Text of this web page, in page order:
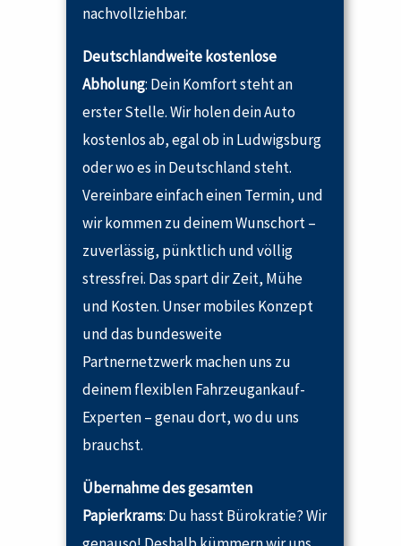
nachvollziehbar.
Deutschlandweite kostenlose
Abholung: Dein Komfort steht an
erster Stelle. Wir holen dein Auto
kostenlos ab, egal ob in Ludwigsburg
oder wo es in Deutschland steht.
Vereinbare einfach einen Termin, und
wir kommen zu deinem Wunschort –
zuverlässig, pünktlich und völlig
stressfrei. Das spart dir Zeit, Mühe
und Kosten. Unser mobiles Konzept
und das bundesweite
Partnernetzwerk machen uns zu
deinem flexiblen Fahrzeugankauf-
Experten – genau dort, wo du uns
brauchst.
Übernahme des gesamten
Papierkrams: Du hasst Bürokratie? Wir